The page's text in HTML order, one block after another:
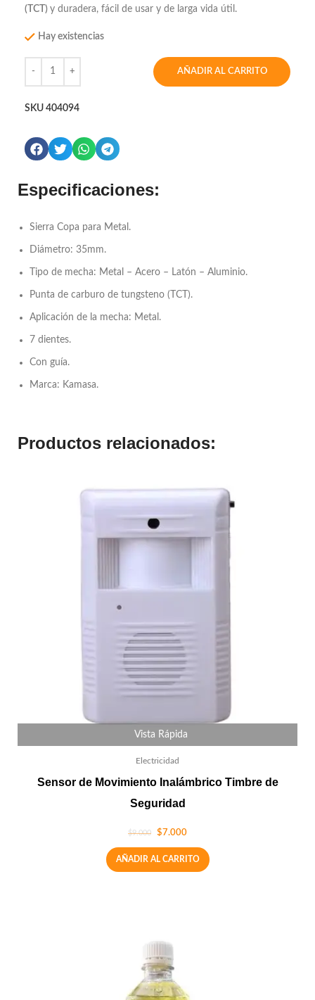
(TCT) y duradera, fácil de usar y de larga vida útil.
Hay existencias
AÑADIR AL CARRITO
SKU 404094
Especificaciones:
Sierra Copa para Metal.
Diámetro: 35mm.
Tipo de mecha: Metal – Acero – Latón – Aluminio.
Punta de carburo de tungsteno (TCT).
Aplicación de la mecha: Metal.
7 dientes.
Con guía.
Marca: Kamasa.
Productos relacionados:
Vista Rápida
Electricidad
Sensor de Movimiento Inalámbrico Timbre de
Seguridad
$9.000 $ 7.000
AÑADIR AL CARRITO